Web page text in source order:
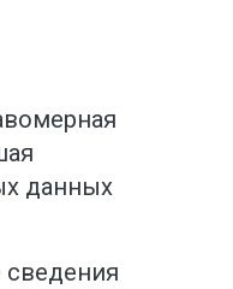
данных
сведения